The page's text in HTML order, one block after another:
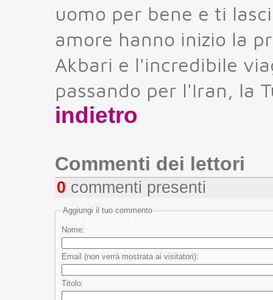
uomo per bene e ti
amore hanno inizio la
Akbari e l'incredibile
passando per l'Iran, la
indietro
Commenti dei lettori
0 commenti presenti
Aggiungi il tuo commento
Nome:
Email (non verrà mostrata ai visitatori):
Titolo: